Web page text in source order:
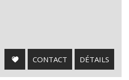
CONTACT DÉTAILS